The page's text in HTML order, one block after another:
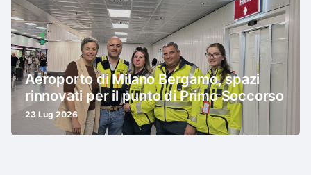
Aeroporto di Milano Bergamo, spazi
rinnovati per il punto di Primo Soccorso
23 Lug 2026